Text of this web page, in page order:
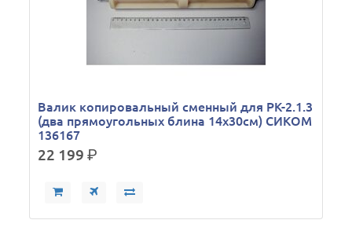
Валик копировальный сменный для РК-2.1.3
(два прямоугольных блина 14х30см) СИКОМ
136167
22 199р.